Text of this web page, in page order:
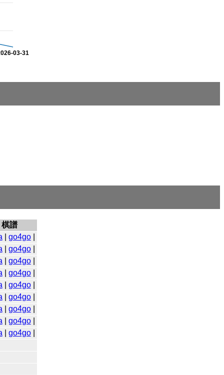
03-31
棋譜
go4go|
go4go|
go4go|
go4go|
go4go|
go4go|
go4go|
go4go|
go4go|